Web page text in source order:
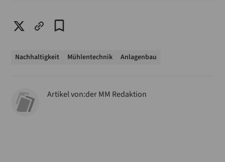
Nachhaltigkeit Mühlentechnik Anlagenbau
Artikel von:der MM Redaktion